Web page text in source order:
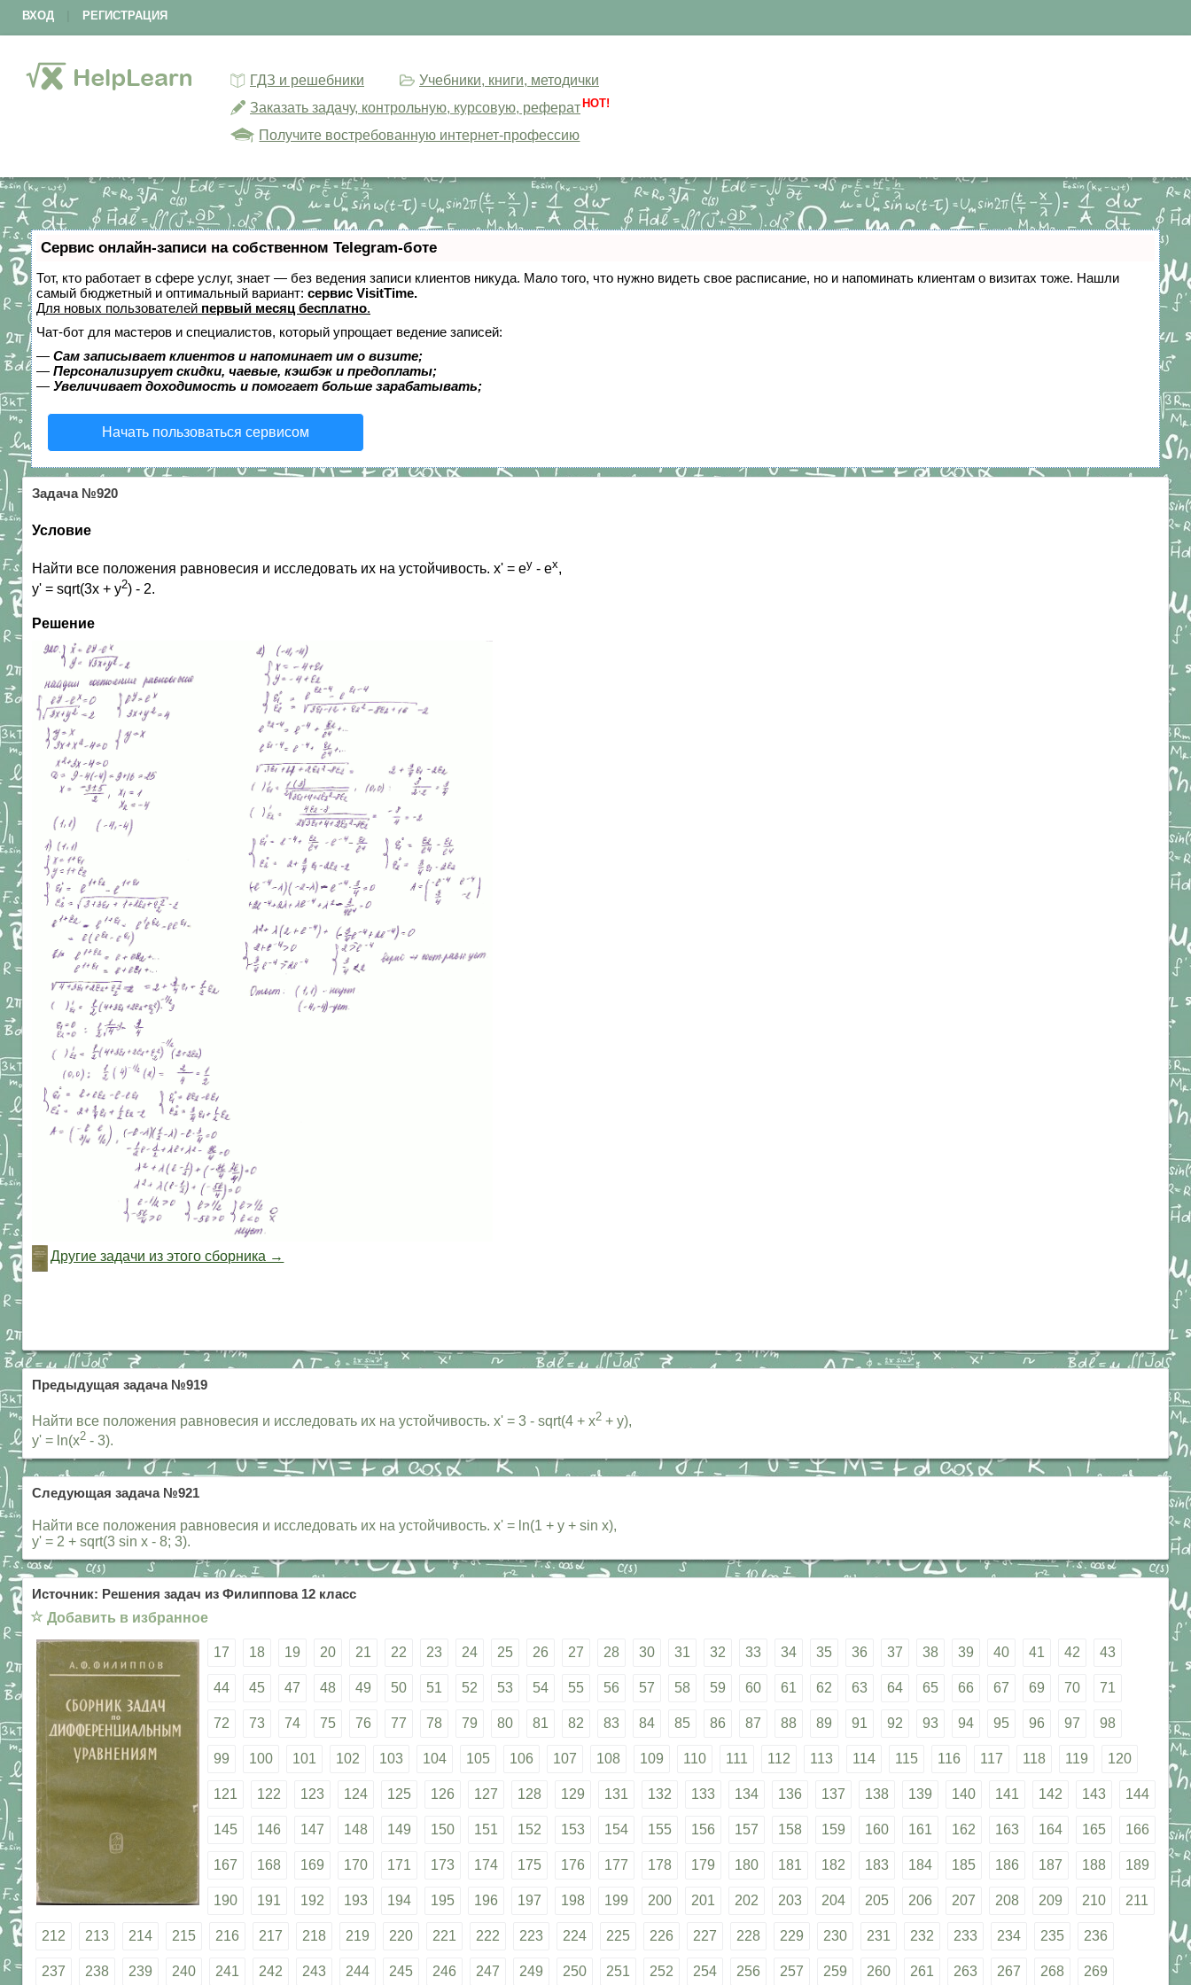
ВХОД РЕГИСТРАЦИЯ
ГДЗ и решебники
Учебники, книги, методички
Заказать задачу, контрольную, курсовую, реферат HOT!
Получите востребованную интернет-профессию
Сервис онлайн-записи на собственном Telegram-боте
Тот, кто работает в сфере услуг, знает — без ведения записи клиентов никуда. Мало того, что нужно видеть свое расписание, но и напоминать клиентам о визитах тоже. Нашли
самый бюджетный и оптимальный вариант: сервис VisitTime.
Для новых пользователей первый месяц бесплатно.
Чат-бот для мастеров и специалистов, который упрощает ведение записей:
— Сам записывает клиентов и напоминает им о визите;
— Персонализирует скидки, чаевые, кэшбэк и предоплаты;
— Увеличивает доходимость и помогает больше зарабатывать;
Начать пользоваться сервисом
Задача №920
Условие
Найти все положения равновесия и исследовать их на устойчивость. x' = ey - ex,
y' = sqrt(3x + y2) - 2.
Решение
Другие задачи из этого сборника →
Предыдущая задача №919
Найти все положения равновесия и исследовать их на устойчивость. x' = 3 - sqrt(4 + x2 + y),
y' = ln(x2 - 3).
Следующая задача №921
Найти все положения равновесия и исследовать их на устойчивость. x' = ln(1 + y + sin x),
y' = 2 + sqrt(3 sin x - 8; 3).
Источник: Решения задач из Филиппова 12 класс
☆ Добавить в избранное
17 18 19 20 21 22 23 24 25 26 27 28 30 31 32 33 34 35 36 37 38 39 40 41 42 43
44 45 47 48 49 50 51 52 53 54 55 56 57 58 59 60 61 62 63 64 65 66 67 69 70 71
72 73 74 75 76 77 78 79 80 81 82 83 84 85 86 87 88 89 91 92 93 94 95 96 97 98
99 100 101 102 103 104 105 106 107 108 109 110 111 112 113 114 115 116 117 118 119 120
121 122 123 124 125 126 127 128 129 131 132 133 134 136 137 138 139 140 141 142 143 144
145 146 147 148 149 150 151 152 153 154 155 156 157 158 159 160 161 162 163 164 165 166
167 168 169 170 171 173 174 175 176 177 178 179 180 181 182 183 184 185 186 187 188 189
190 191 192 193 194 195 196 197 198 199 200 201 202 203 204 205 206 207 208 209 210 211
212 213 214 215 216 217 218 219 220 221 222 223 224 225 226 227 228 229 230 231 232 233 234 235 236
237 238 239 240 241 242 243 244 245 246 247 249 250 251 252 254 256 257 259 260 261 263 267 268 269